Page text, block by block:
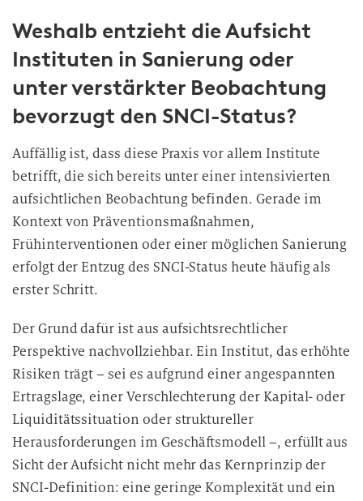
Weshalb entzieht die Aufsicht
Instituten in Sanierung oder
unter verstärkter Beobachtung
bevorzugt den SNCI-Status?
Auffällig ist, dass diese Praxis vor allem Institute
betrifft, die sich bereits unter einer intensivierten
aufsichtlichen Beobachtung befinden. Gerade im
Kontext von Präventionsmaßnahmen,
Frühinterventionen oder einer möglichen Sanierung
erfolgt der Entzug des SNCI-Status heute häufig als
erster Schritt.
Der Grund dafür ist aus aufsichtsrechtlicher
Perspektive nachvollziehbar. Ein Institut, das erhöhte
Risiken trägt – sei es aufgrund einer angespannten
Ertragslage, einer Verschlechterung der Kapital- oder
Liquiditätssituation oder struktureller
Herausforderungen im Geschäftsmodell –, erfüllt aus
Sicht der Aufsicht nicht mehr das Kernprinzip der
SNCI-Definition: eine geringe Komplexität und ein